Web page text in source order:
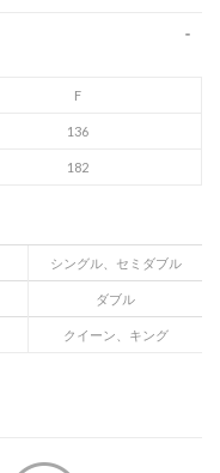
F
136
182
シングル、セミダブル
ダブル
クイーン、キング